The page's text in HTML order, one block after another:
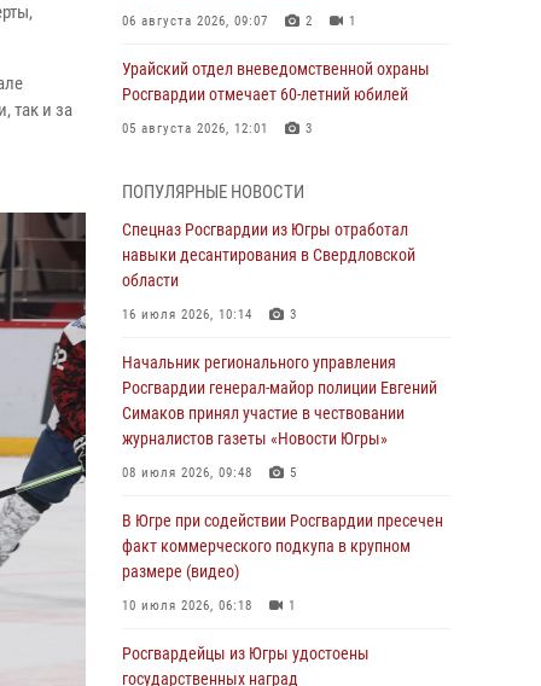
так и за
06 августа 2026, 09:07 2 1
Урайский отдел вневедомственной охраны
Росгвардии отмечает 60-летний юбилей
05 августа 2026, 12:01 3
посвященных дню рождения генерала армии
Ивана Яковлева
05 августа 2026, 11:31 4
В Югре ОМОН Росгвардии оказал содействие
05 августа 2026, 11:14
В Югре сотрудники вневедомственной
охраны Росгвардии пресекли более 100
противоправных деяний за прошедшую
05 августа 2026, 05:56
Генерал-полковник Юрий Аверин выступил на
Всероссийском молодёжном
смыслов»
ПОПУЛЯРНЫЕ НОВОСТИ
Спецназ Росгвардии из Югры отработал
навыки десантирования в Свердловской
области
16 июля 2026, 10:14 3
Начальник регионального управления
Росгвардии генерал-майор полиции Евгений
Симаков принял участие в чествовании
журналистов газеты «Новости Югры»
08 июля 2026, 09:48 5
В Югре при содействии Росгвардии пресечен
факт коммерческого подкупа в крупном
размере (видео)
10 июля 2026, 06:18 1
Росгвардейцы из Югры удостоены
государственных наград